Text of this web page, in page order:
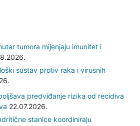
tumora mijenjaju imunitet i
sustav protiv raka i virusnih
predviđanje rizika od recidiva
22.07.2026.
stanice koordiniraju